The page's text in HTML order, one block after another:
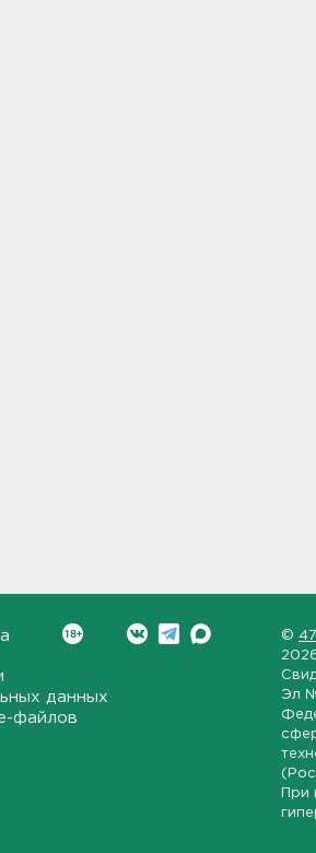
данных
файлов
©
2026
Эл
При